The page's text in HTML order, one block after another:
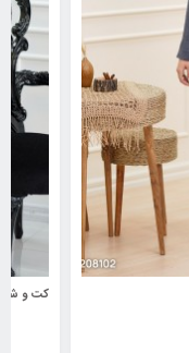
کت و شلوار